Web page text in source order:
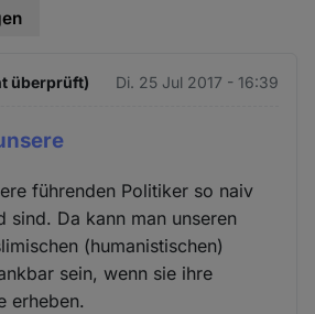
überprüft) Di. 25 Jul 2017 - 16:39
führenden Politiker so naiv
sind. Da kann man unseren
(humanistischen)
sein, wenn sie ihre
erheben.